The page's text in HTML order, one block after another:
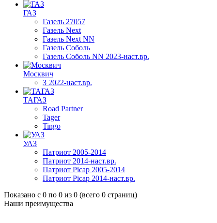
ГАЗ
Газель 27057
Газель Next
Газель Next NN
Газель Соболь
Газель Соболь NN 2023-наст.вр.
Москвич
3 2022-наст.вр.
ТАГАЗ
Road Partner
Tager
Tingo
УАЗ
Патриот 2005-2014
Патриот 2014-наст.вр.
Патриот Picap 2005-2014
Патриот Picap 2014-наст.вр.
Показано с 0 по 0 из 0 (всего 0 страниц)
Наши преимущества